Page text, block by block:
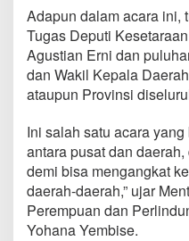
Adapun dalam acara ini,
Tugas Deputi
Agustian Erni dan
dan Wakil Kepala
ataupun Provinsi
Ini salah satu acara
antara pusat dan
demi bisa mengangkat
daerah-daerah,” ujar
Perempuan dan
Yohana Yembise.